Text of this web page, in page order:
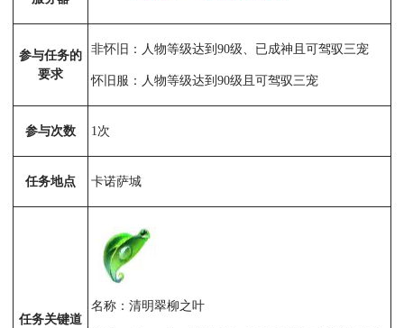
参与任务的
要求
非怀旧：人物等级达到90级、已成神且可驾驭三宠
怀旧服：人物等级达到90级且可驾驭三宠
参与次数 1次
任务地点 卡诺萨城
任务关键道
名称：清明翠柳之叶